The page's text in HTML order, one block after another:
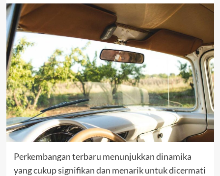
Perkembangan terbaru menunjukkan dinamika
yang cukup signifikan dan menarik untuk dicermati